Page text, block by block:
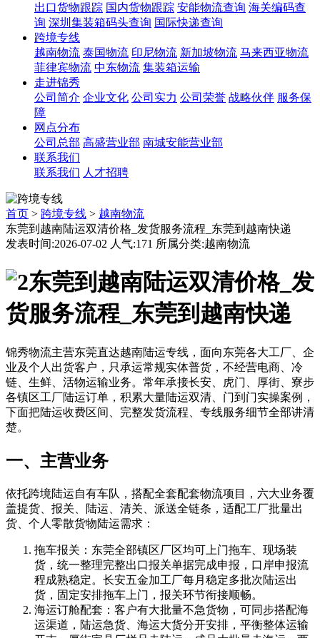
出口货物跟踪 国内货物跟踪 安能物流查询 海关编码查
询 深圳集装箱码头查询 国际快递查询
跨境专线
越南物流 泰国物流 印尼物流 新加坡物流 马来西亚物流
菲律宾物流 中东物流 集装箱运输
走进锦秀
公司简介 企业文化 公司实力 公司荣誉 战略伙伴 服务保
障
网点分布
公司总部 高盛营业部 南城安能营业部
联系我们
联系我们 人才招聘
首页 > 跨境专线 > 越南物流
东莞到越南陆运双清价格_发货服务流程_东莞到越南快递
发表时间:2026-07-02 人气:171 所属分类:越南物流
东莞到越南陆运双清价格_发
货服务流程_东莞到越南快递
锦秀物流主营东莞直达越南陆运专线，面向东莞各大工厂、企
业及个人出货客户，只承运常规实体普货，不经营电商、冷
链、生鲜、活物运输业务。常年承接长安、虎门、厚街、寮步
各镇区工厂陆运订单，积累大量陆运双清、门到门实操案例，
下面把陆运收费区间、完整发货流程、专线服务细节全部讲清
楚。
一、主营业务
依托跨境陆运自有车队，搭配全套配套物流项目，六大业务覆
盖提货、报关、陆运、清关、派送全链条，适配工厂批量出
货、个人零散货物陆运需求：
拖车报关：东莞全部镇区厂区均可上门拖车、现场装
货，统一整理完整出口报关单据完成申报，口岸申报流
程成熟稳定。长安五金加工厂每月稳定多批次陆运出
货，固定安排拖车上门，报关环节衔接顺畅。
海运订舱配套：客户有大批量不急货物，可同步搭配海
运渠道，陆运急货、海运大货分开安排，平衡整体运输